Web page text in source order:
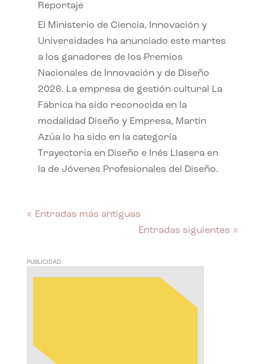
Reportaje
El Ministerio de Ciencia, Innovación y
Universidades ha anunciado este martes
a los ganadores de los Premios
Nacionales de Innovación y de Diseño
2026. La empresa de gestión cultural La
Fábrica ha sido reconocida en la
modalidad Diseño y Empresa, Martín
Azúa lo ha sido en la categoría
Trayectoria en Diseño e Inés Llasera en
la de Jóvenes Profesionales del Diseño.
« Entradas más antiguas
Entradas siguientes »
PUBLICIDAD